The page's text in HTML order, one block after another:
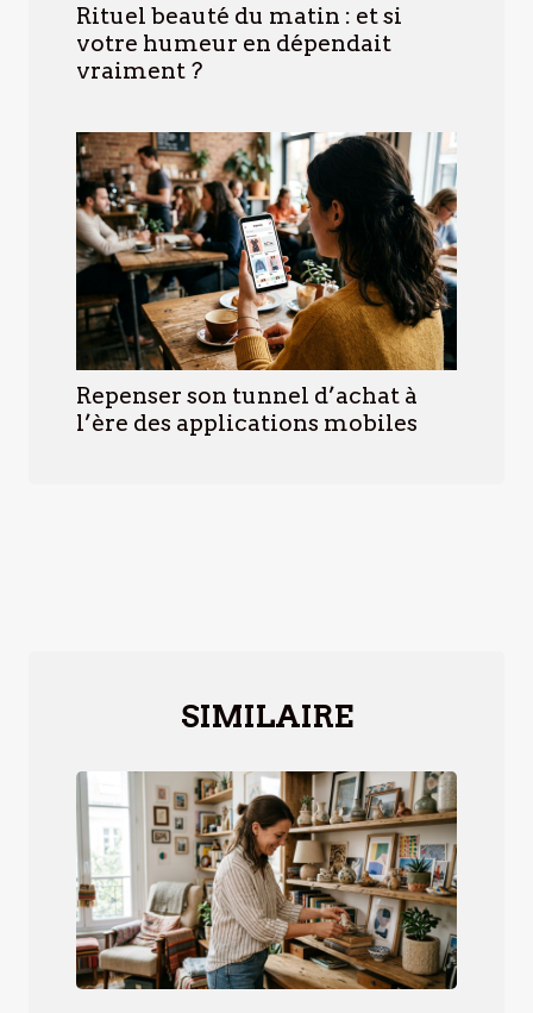
Rituel beauté du matin : et si
votre humeur en dépendait
vraiment ?
Repenser son tunnel d’achat à
l’ère des applications mobiles
SIMILAIRE